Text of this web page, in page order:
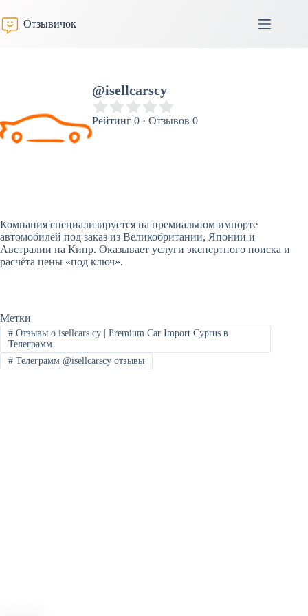
к
сути
Отзывичок
@isellcarscy
Рейтинг 0 · Отзывов 0
Компания специализируется на премиальном импорте
автомобилей под заказ из Великобритании, Японии и
Австралии на Кипр. Оказывает услуги экспертного поиска и
расчёта цены «под ключ».
Метки
#Отзывы о isellcars.cy | Premium Car Import Cyprus в
Телеграмм
#Телеграмм @isellcarscy отзывы